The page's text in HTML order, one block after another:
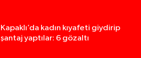
Kapaklı’da kadın kıyafeti giydirip
şantaj yaptılar: 6 gözaltı